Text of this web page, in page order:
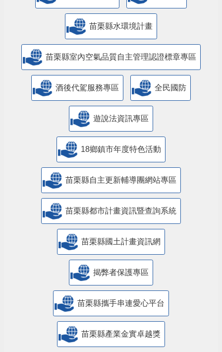
苗栗縣水環境計畫
苗栗縣室內空氣品質自主管理認證標章專區
酒後代駕服務專區 全民國防
遊說法資訊專區
18鄉鎮市年度特色活動
苗栗縣自主更新輔導團網站專區
苗栗縣都市計畫資訊暨查詢系統
苗栗縣國土計畫資訊網
揭弊者保護專區
苗栗縣攜手串連愛心平台
苗栗縣產業金實卓越獎